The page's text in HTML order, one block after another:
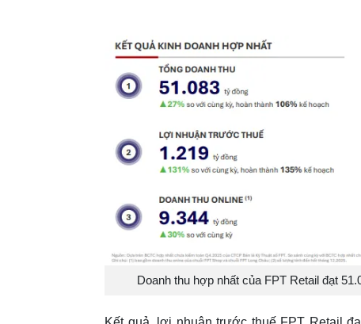
Doanh thu hợp nhất của FPT Retail đạt